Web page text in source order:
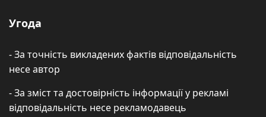
Угода
- За точність викладених фактів відповідальність
несе автор
- За зміст та достовірність інформації у рекламі
відповідальність несе рекламодавець